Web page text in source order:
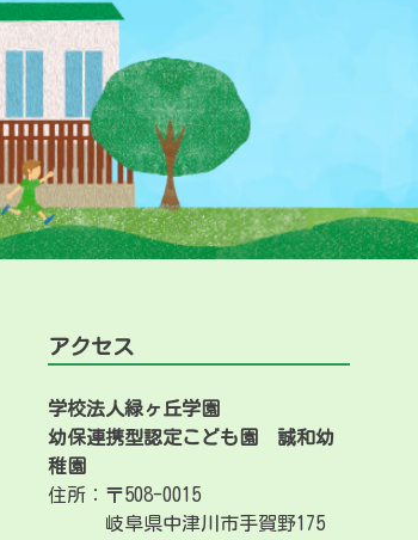
アクセス
学校法人緑ヶ丘学園
幼保連携型認定こども園
誠和幼
稚園
住所：〒508-0015
岐阜県中津川市手賀野175